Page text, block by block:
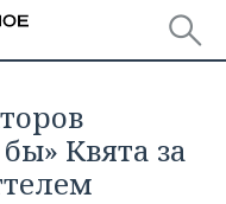
Квята за